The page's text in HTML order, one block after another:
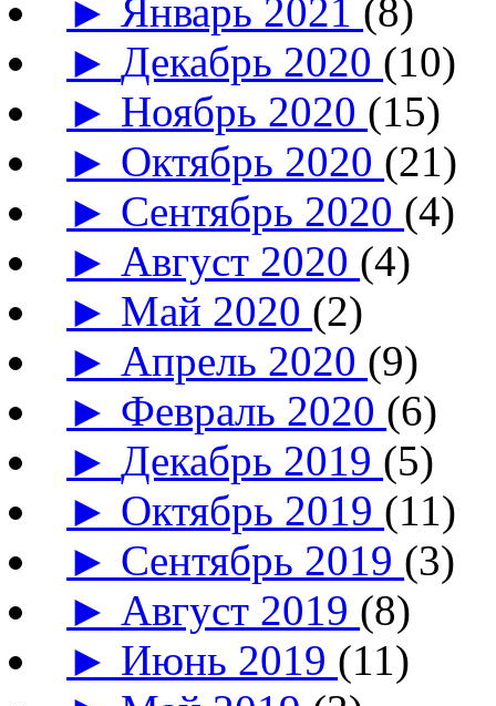
► Январь 2021 (8)
►Декабрь 2020 (10)
► Ноябрь 2020 (15)
► Октябрь 2020 (21)
► Сентябрь 2020 (4)
► Август 2020 (4)
► Май 2020 (2)
► Апрель 2020 (9)
► Февраль 2020 (6)
►Декабрь 2019 (5)
► Октябрь 2019 (11)
► Сентябрь 2019 (3)
► Август 2019 (8)
► Июнь 2019 (11)